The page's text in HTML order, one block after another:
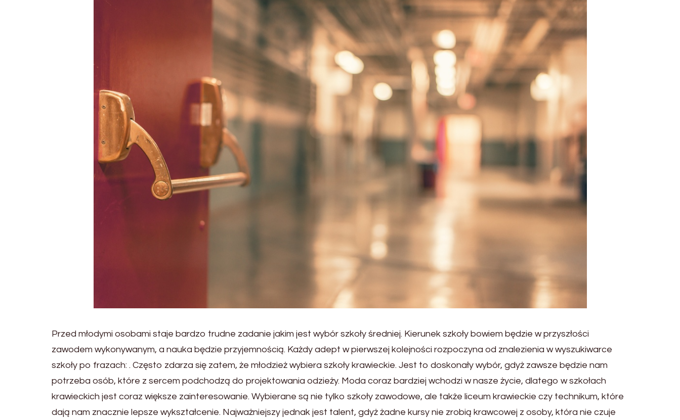
Przed młodymi osobami staje bardzo trudne zadanie jakim jest wybór szkoły średniej. Kierunek szkoły bowiem będzie w przyszłości
zawodem wykonywanym, a nauka będzie przyjemnością. Każdy adept w pierwszej kolejności rozpoczyna od znalezienia w wyszukiwarce
szkoły po frazach: . Często zdarza się zatem, że młodzież wybiera szkoły krawieckie. Jest to doskonały wybór, gdyż zawsze będzie nam
potrzeba osób, które z sercem podchodzą do projektowania odzieży. Moda coraz bardziej wchodzi w nasze życie, dlatego w szkołach
krawieckich jest coraz większe zainteresowanie. Wybierane są nie tylko szkoły zawodowe, ale także liceum krawieckie czy technikum, które
dają nam znacznie lepsze wykształcenie. Najważniejszy jednak jest talent, gdyż żadne kursy nie zrobią krawcowej z osoby, która nie czuje